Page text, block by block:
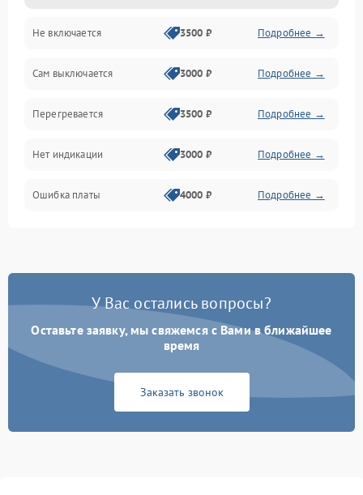
Не включается 3500 ₽ Подробнее →
Сам выключается 3000 ₽ Подробнее →
Перегревается 3500 ₽ Подробнее →
Нет индикации 3000 ₽ Подробнее →
Ошибка платы 4000 ₽ Подробнее →
У Вас остались вопросы?
Оставьте заявку, мы свяжемся с Вами в ближайшее
время
Заказать звонок